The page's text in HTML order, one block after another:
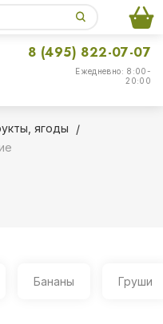
Ежедневно: 8:00-
20:00
8 (495) 822-07-07
ягоды
Бананы Груши